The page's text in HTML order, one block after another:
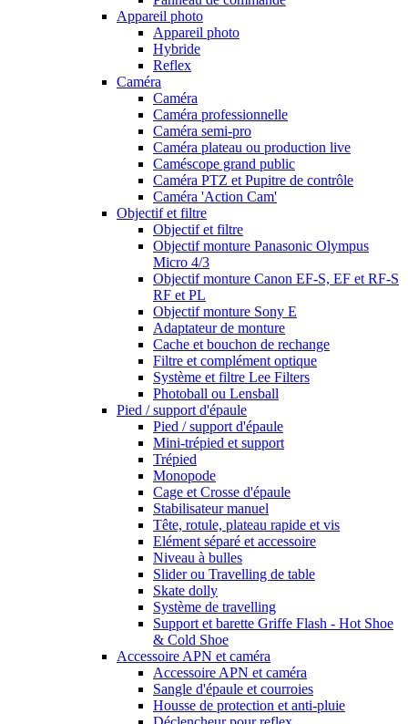
Appareil photo
Appareil photo
Hybride
Reflex
Caméra
Caméra
Caméra professionnelle
Caméra semi-pro
Caméra plateau ou production live
Caméscope grand public
Caméra PTZ et Pupitre de contrôle
Caméra 'Action Cam'
Objectif et filtre
Objectif et filtre
Objectif monture Panasonic Olympus
Micro 4/3
Objectif monture Canon EF-S, EF et RF-S
RF et PL
Objectif monture Sony E
Adaptateur de monture
Cache et bouchon de rechange
Filtre et complément optique
Système et filtre Lee Filters
Photoball ou Lensball
Pied / support d'épaule
Pied / support d'épaule
Mini-trépied et support
Trépied
Monopode
Cage et Crosse d'épaule
Stabilisateur manuel
Tête, rotule, plateau rapide et vis
Elément séparé et accessoire
Niveau à bulles
Slider ou Travelling de table
Skate dolly
Système de travelling
Support et barette Griffe Flash - Hot Shoe
& Cold Shoe
Accessoire APN et caméra
Accessoire APN et caméra
Sangle d'épaule et courroies
Housse de protection et anti-pluie